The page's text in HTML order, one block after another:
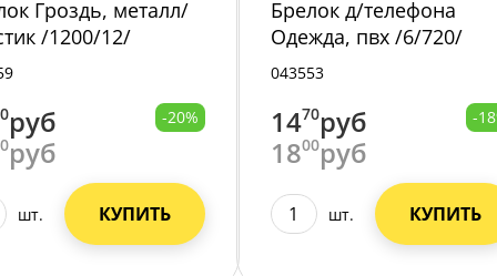
Гроздь, металл/
/1200/12/
руб
руб
-20%
шт. КУПИТЬ
Брелок д/телефона
Одежда, пвх /6/720/
043553
1470руб
1800руб
-
шт. КУПИТЬ